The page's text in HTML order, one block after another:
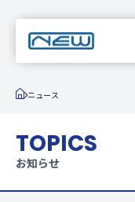
ニュース
TOPICS
お知らせ